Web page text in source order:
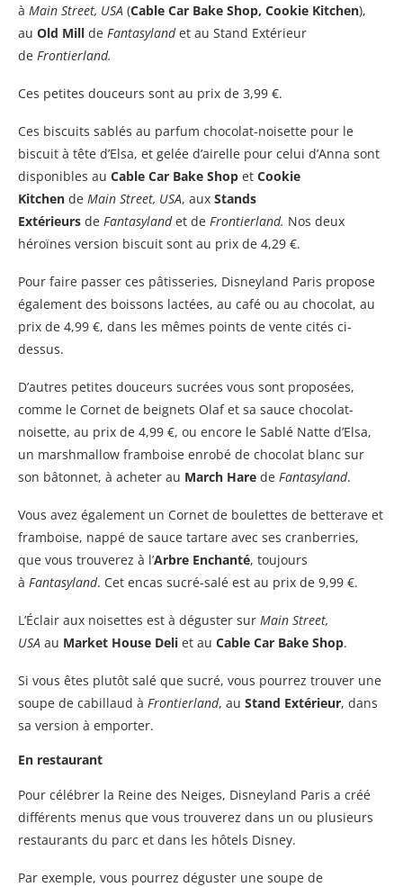
à Main Street, USA (Cable Car Bake Shop, Cookie Kitchen),
au Old Mill de Fantasylandet au Stand Extérieur
de Frontierland.
Ces petites douceurs sont au prix de 3,99 €.
Ces biscuits sablés au parfum chocolat-noisette pour le
biscuit à tête d’Elsa, et gelée d’airelle pour celui d’Anna sont
disponibles au Cable Car Bake Shop et Cookie
Kitchen de Main Street, USA, aux Stands
Extérieurs de Fantasylandet de Frontierland. Nos deux
héroïnes version biscuit sont au prix de 4,29 €.
Pour faire passer ces pâtisseries, Disneyland Paris propose
également des boissons lactées, au café ou au chocolat, au
prix de 4,99 €, dans les mêmes points de vente cités ci-
dessus.
D’autres petites douceurs sucrées vous sont proposées,
comme le Cornet de beignets Olaf et sa sauce chocolat-
noisette, au prix de 4,99 €, ou encore le Sablé Natte d’Elsa,
un marshmallow framboise enrobé de chocolat blanc sur
son bâtonnet, à acheter au March Hare de Fantasyland.
Vous avez également un Cornet de boulettes de betterave et
framboise, nappé de sauce tartare avec ses cranberries,
que vous trouverez à l’Arbre Enchanté, toujours
à Fantasyland. Cet encas sucré-salé est au prix de 9,99 €.
L’Éclair aux noisettes est à déguster sur Main Street,
USA au Market House Deli et au Cable Car Bake Shop.
Si vous êtes plutôt salé que sucré, vous pourrez trouver une
soupe de cabillaud à Frontierland, au Stand Extérieur, dans
sa version à emporter.
En restaurant
Pour célébrer la Reine des Neiges, Disneyland Paris a créé
différents menus que vous trouverez dans un ou plusieurs
restaurants du parc et dans les hôtels Disney.
Par exemple, vous pourrez déguster une soupe de